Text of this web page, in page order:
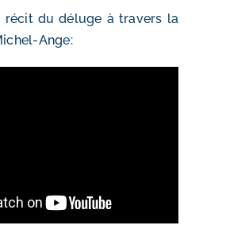
récit du déluge à travers la
Ange: